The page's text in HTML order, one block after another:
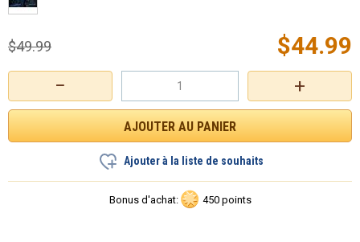
+
−
$44.99
$49.99
Ajouter à la liste de souhaits
Bonus d'achat: 450 points